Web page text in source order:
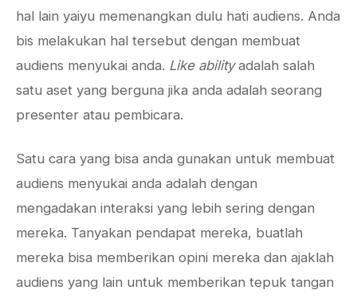
hal lain yaiyu memenangkan dulu hati audiens. Anda
bis melakukan hal tersebut dengan membuat
audiens menyukai anda. Like abilityadalah salah
satu aset yang berguna jika anda adalah seorang
presenter atau pembicara.
Satu cara yang bisa anda gunakan untuk membuat
audiens menyukai anda adalah dengan
mengadakan interaksi yang lebih sering dengan
mereka. Tanyakan pendapat mereka, buatlah
mereka bisa memberikan opini mereka dan ajaklah
audiens yang lain untuk memberikan tepuk tangan